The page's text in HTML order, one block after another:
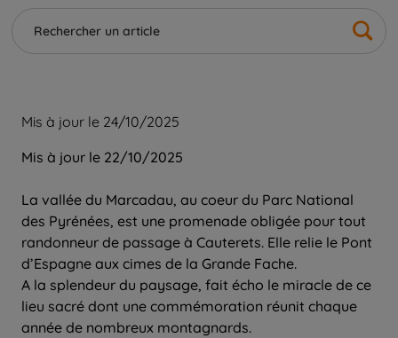
Mis à jour le 24/10/2025
Mis à jour le 22/10/2025
La vallée du Marcadau, au coeur du Parc National
des Pyrénées, est une promenade obligée pour tout
randonneur de passage à Cauterets. Elle relie le Pont
d’Espagne aux cimes de la Grande Fache.
A la splendeur du paysage, fait écho le miracle de ce
lieu sacré dont une commémoration réunit chaque
année de nombreux montagnards.